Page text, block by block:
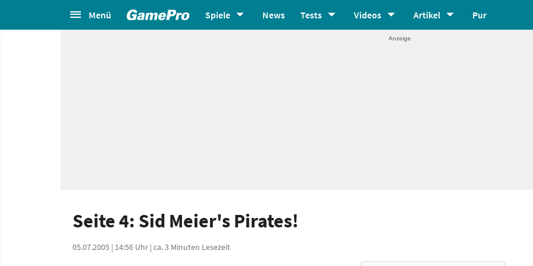
Menü Spiele News Tests Videos Artikel Pur
Seite 4: Sid Meier's Pirates!
05.07.2005 | 14:56 Uhr | ca. 3 Minuten Lesezeit